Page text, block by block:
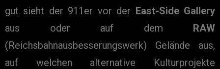
gut sieht der 911er vor der East-Side Gallery
aus oder auf dem RAW
(Reichsbahnausbesserungswerk) Gelände aus,
auf welchen alternative Kulturprojekte